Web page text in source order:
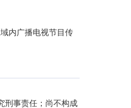
内广播电视节目传
刑事责任；尚不构成